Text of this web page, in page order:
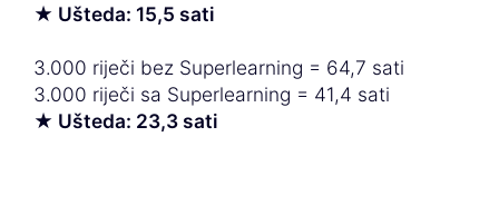
★ Ušteda: 15,5 sati
3.000 riječi bez Superlearning = 64,7 sati
3.000 riječi sa Superlearning = 41,4 sati
★ Ušteda: 23,3 sati